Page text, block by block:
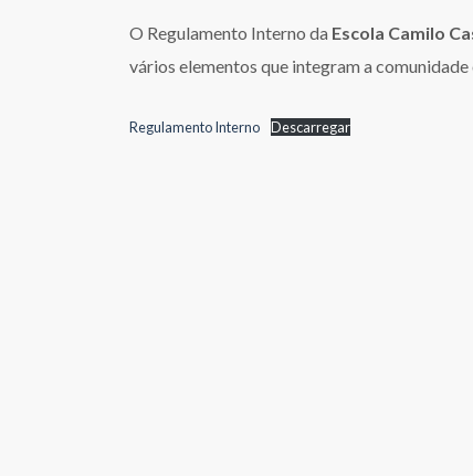
O Regulamento Interno da Escola Camilo
vários elementos que integram a
Regulamento Interno Descarregar